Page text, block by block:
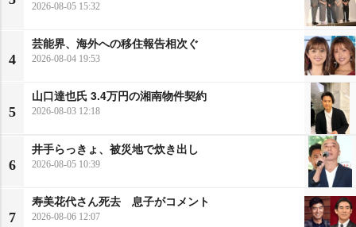
2026-08-05 15:32
4
芸能界、海外への移住報告相次ぐ
2026-08-04 19:53
5
山口達也氏 3.4万円の湘南物件契約
2026-08-03 12:18
6
井手らっきょ、被災地で炊き出し
2026-08-05 10:39
7
寿美花代さん死去 息子がコメント
2026-08-06 12:07